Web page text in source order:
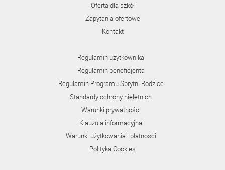
Oferta dla szkół
Zapytania ofertowe
Kontakt
Regulamin użytkownika
Regulamin beneficjenta
Regulamin Programu Sprytni Rodzice
Standardy ochrony nieletnich
Warunki prywatności
Klauzula informacyjna
Warunki użytkowania i płatności
Polityka Cookies